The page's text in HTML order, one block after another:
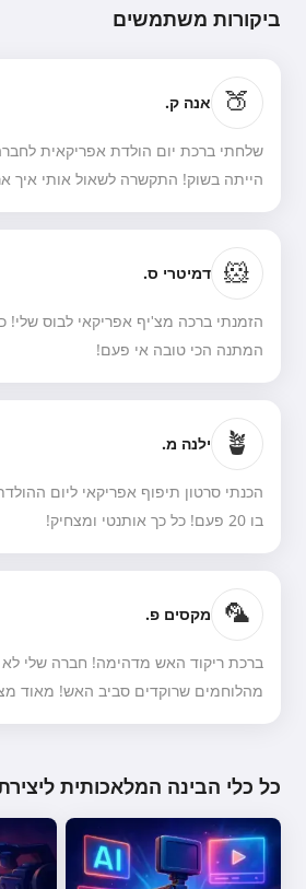
ביקורות משתמשים
🍑 אנה ק.
שלחתי ברכת יום הולדת אפריקאית
הייתה בשוק! התקשרה לשאול אותי איך
🐹 דמיטרי ס.
הזמנתי ברכה מצ'יף אפריקאי לבוס
המתנה הכי טובה אי פעם!
🪴 ילנה מ.
הכנתי סרטון תיפוף אפריקאי ליום
בו 20 פעם! כל כך אותנטי ומצחיק!
🦜 מקסים פ.
ברכת ריקוד האש מדהימה! חברה שלי
מהלוחמים שרוקדים סביב האש! מאוד
כל כלי הבינה המלאכותית
היי! אני Storiko 👋
אני מספרת סיפורי
לקרוא סיפור
עם תחילת השימוש בשירות, אתם מאשרים
מדיניות הפרטיות